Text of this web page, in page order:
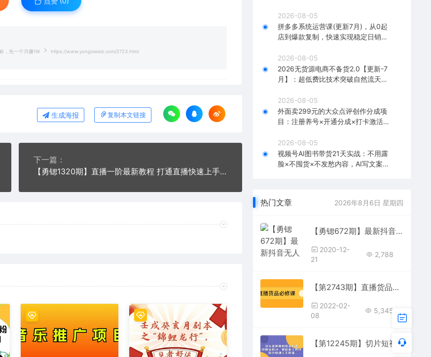
，先一个月赚1W https://www.yongsiweb.com/2723.html
生成海报 复制本文链接
下一篇：
【勇锶1320期】直播一阶最新教程 打通直播快速上手场场出单（价值1580元）
2026-08-05
拼多多系统运营课(更新7月)，从0起
店到爆款复制，快速实现稳定日销千
2026-08-05
2026无货源电商不备货2.0【更新-7
月】：超低费比技术突破自然流天花
2026-08-05
外面卖299元的大众点评创作分成项
目：注册养号×开通分成×打卡激活×
2026-08-05
视频号AI图书带货21天实战：不用露
脸×不囤货×不发愁内容，AI写文案做
热门文章 2026年8月6日 星期四
【勇锶672期】最新抖音无人直播教程，小白也能上手操作变现【无水印-课程】
2020-12-
21
2,788
【第2743期】直播货品必修课：五堂课程解析直播间选品、测品、排品、打品的底层运营逻辑
2022-02-
08
5,345
【第12245期】切片短视频剪辑认知课，附赠资料包、授权及工具包，助力快速上手剪辑